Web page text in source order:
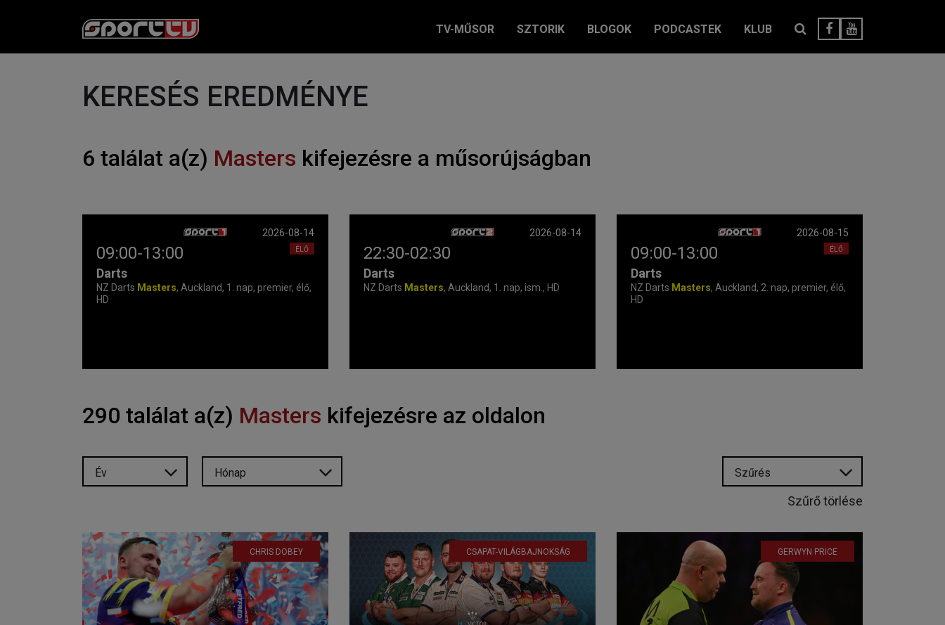
TV-MŰSOR SZTORIK BLOGOK PODCASTEK KLUB
KERESÉS EREDMÉNYE
6 találat a(z) Masters kifejezésre a műsorújságban
2026-08-14
ÉLŐ
09:00-13:00
Darts
NZ Darts Masters, Auckland, 1. nap, premier, élő,
HD
2026-08-14
22:30-02:30
Darts
NZ Darts Masters, Auckland, 1. nap, ism., HD
2026-08-15
ÉLŐ
09:00-13:00
Darts
NZ Darts Masters, Auckland, 2. nap, premier, élő,
HD
290 találat a(z) Masters kifejezésre az oldalon
Év Hónap Szűrés
Szűrő törlése
CHRIS DOBEY CSAPAT-VILÁGBAJNOKSÁG GERWYN PRICE